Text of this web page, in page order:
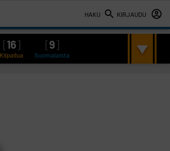
HAKU KIRJAUDU
16 9
Kilpailua Suomalaista